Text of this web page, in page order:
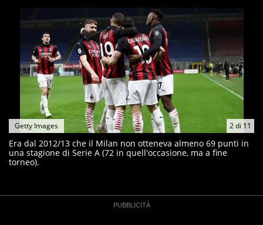
2di 11
Getty Images
Era dal 2012/13 che il Milan non otteneva almeno 69 punti in
una stagione di Serie A (72 in quell'occasione, ma a fine
torneo).